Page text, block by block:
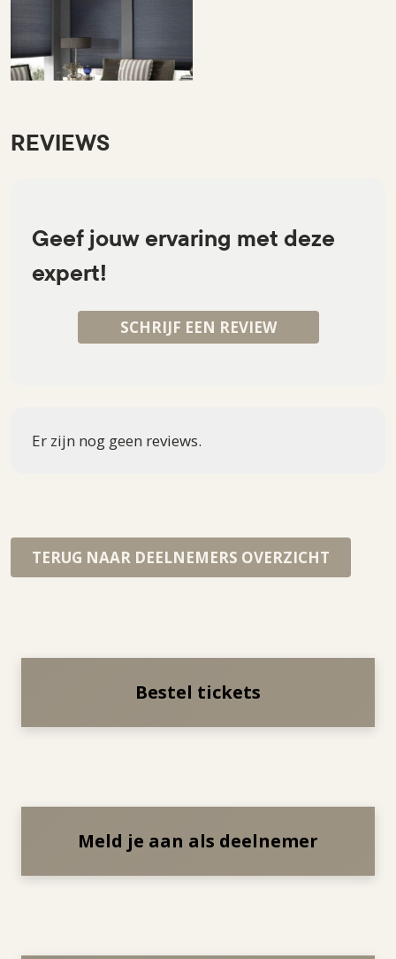
REVIEWS
Er zijn nog geen reviews.
Geef jouw ervaring met deze
expert!
SCHRIJF EEN REVIEW
TERUG NAAR DEELNEMERS OVERZICHT
Bestel tickets
Meld je aan als deelnemer